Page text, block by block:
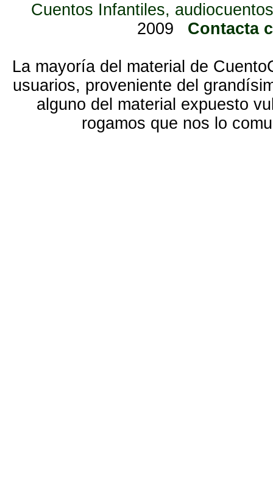
Cuentos Infantiles,
2009
Contacta
La mayoría del material de
usuarios, proveniente del
alguno del material expuesto
rogamos que nos lo